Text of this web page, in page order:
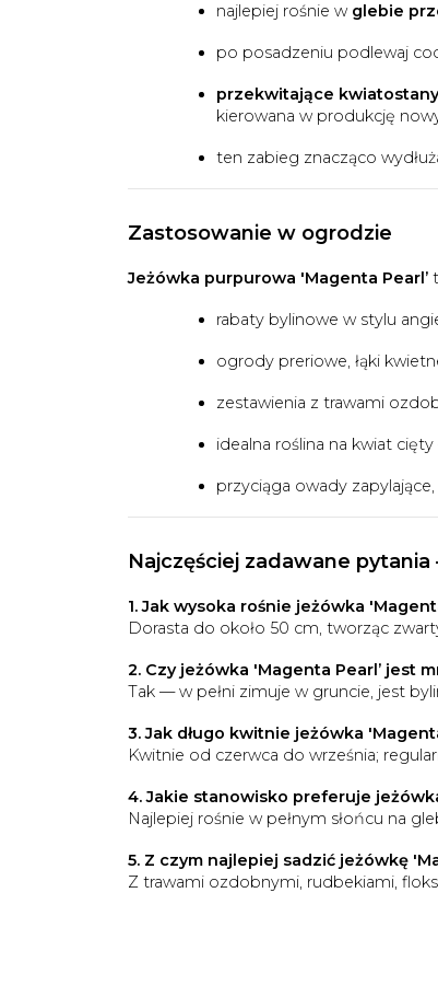
najlepiej rośnie w glebie
po posadzeniu podlewaj
przekwitające kwiatostany
kierowana w produkcję
ten zabieg znacząco
Zastosowanie w ogrodzie
Jeżówka purpurowa 'Magenta Pearl’
rabaty bylinowe w stylu
ogrody preriowe, łąki
zestawienia z trawami
idealna roślina na kwiat
przyciąga owady
Najczęściej zadawane
1. Jak wysoka rośnie jeżówka
Dorasta do około 50 cm, tworząc
2. Czy jeżówka 'Magenta Pearl’ jest
Tak — w pełni zimuje w gruncie, jest
3. Jak długo kwitnie jeżówka
Kwitnie od czerwca do września;
4. Jakie stanowisko preferuje
Najlepiej rośnie w pełnym słońcu na
5. Z czym najlepiej sadzić jeżówkę
Z trawami ozdobnymi, rudbekiami,